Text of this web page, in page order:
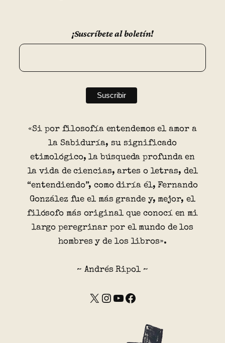
¡Suscríbete al boletín!
«Si por filosofía entendemos el amor a
la Sabiduría, su significado
etimológico, la búsqueda profunda en
la vida de ciencias, artes o letras, del
“entendiendo”, como diría él, Fernando
González fue el más grande y, mejor, el
filósofo más original que conocí en mi
largo peregrinar por el mundo de los
hombres y de los libros».
~ Andrés Ripol ~
X Instagram YouTube Facebook